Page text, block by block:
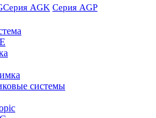
Серия AGK Серия AGP
системы